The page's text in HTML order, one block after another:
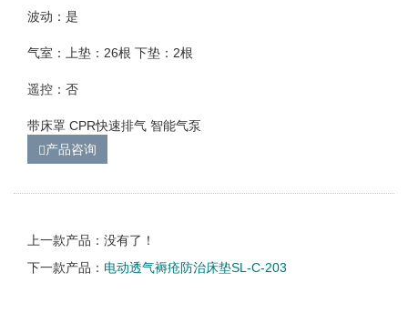
波动：是
气室：上垫：26根 下垫：2根
遥控：否
带床罩 CPR快速排气 智能气泵
产品咨询
上一款产品：没有了！
下一款产品： 电动透气褥疮防治床垫SL-C-203